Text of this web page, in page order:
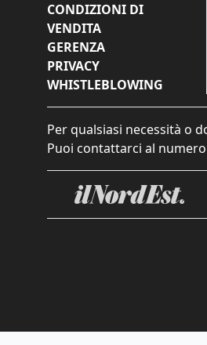
CONDIZIONI DI
VENDITA
GERENZA
PRIVACY
WHISTLEBLOWING
Per qualsiasi necessità o
Puoi contattarci al numero